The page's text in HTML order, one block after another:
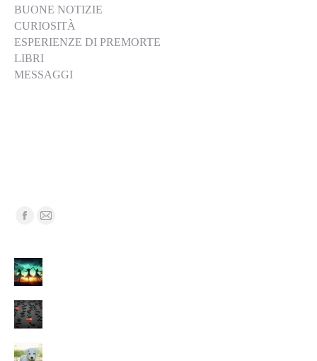
BUONE NOTIZIE
CURIOSITÀ
ESPERIENZE DI PREMORTE
LIBRI
MESSAGGI